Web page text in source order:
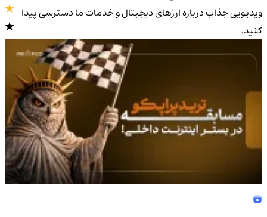
4.9/5
ویدیویی جذاب درباره ارزهای دیجیتال و خدمات ما دسترسی پیدا
کنید.